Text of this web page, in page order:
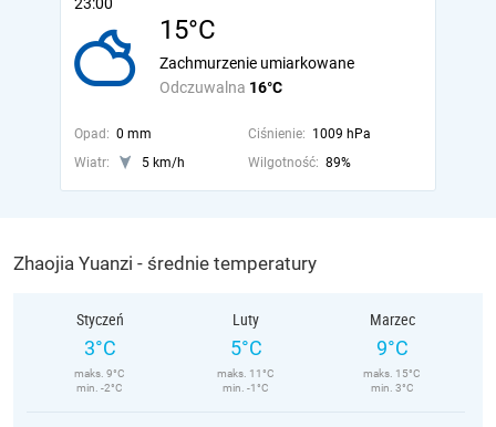
15°C
Odczuwalna 16°C
Zachmurzenie umiarkowane
Opad: 0 mm Ciśnienie: 1009 hPa
Wiatr:
5 km/h Wilgotność: 89%
Zhaojia Yuanzi - średnie temperatury
Styczeń
3°C
maks. 9°C
min. -2°C
Luty
5°C
maks. 11°C
min. -1°C
Marzec
9°C
maks. 15°C
min. 3°C